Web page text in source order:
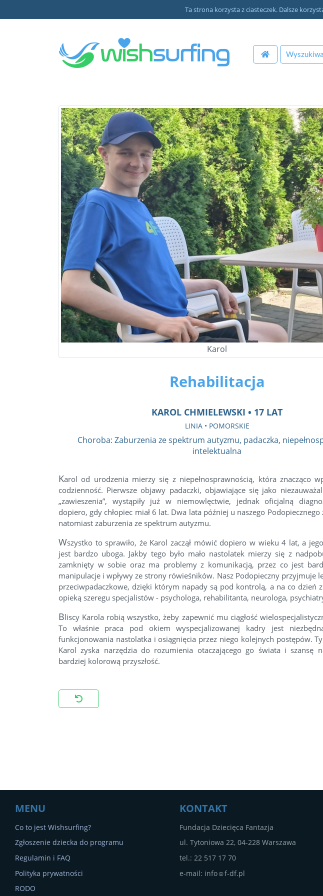
Ta strona korzysta z ciasteczek. Dalsze
xl
Karol
Rehabilitacja
KAROL CHMIELEWSKI • 17 LAT
LINIA • POMORSKIE
Choroba: Zaburzenia ze spektrum autyzmu, padaczka,
intelektualna
Karol od urodzenia mierzy się z niepełnosprawnością, która znacząco
codzienność. Pierwsze objawy padaczki, objawiające się jako
„zawieszenia”, wystąpiły już w niemowlęctwie, jednak oficjalną
dopiero, gdy chłopiec miał 6 lat. Dwa lata później u naszego
natomiast zaburzenia ze spektrum autyzmu.
Wszystko to sprawiło, że Karol zaczął mówić dopiero w wieku 4 lat, a
jest bardzo uboga. Jakby tego było mało nastolatek mierzy się z
zamknięty w sobie oraz ma problemy z komunikacją, przez co jest
manipulacje i wpływy ze strony rówieśników. Nasz Podopieczny przyjmuje
przeciwpadaczkowe, dzięki którym napady są pod kontrolą, a na co dzień
opieką szeregu specjalistów - psychologa, rehabilitanta, neurologa,
Bliscy Karola robią wszystko, żeby zapewnić mu ciągłość
To właśnie praca pod okiem wyspecjalizowanej kadry jest
funkcjonowania nastolatka i osiągnięcia przez niego kolejnych postępów.
Karol zyska narzędzia do rozumienia otaczającego go świata i szansę
bardziej kolorową przyszłość.
MENU
Co to jest Wishsurfing?
Zgłoszenie dziecka do programu
Regulamin i FAQ
Polityka prywatności
RODO
KONTAKT
Fundacja Dziecięca Fantazja
ul. Tytoniowa 22, 04-228 Warszawa
tel.: 22 517 17 70
e-mail: info☺f-df.pl